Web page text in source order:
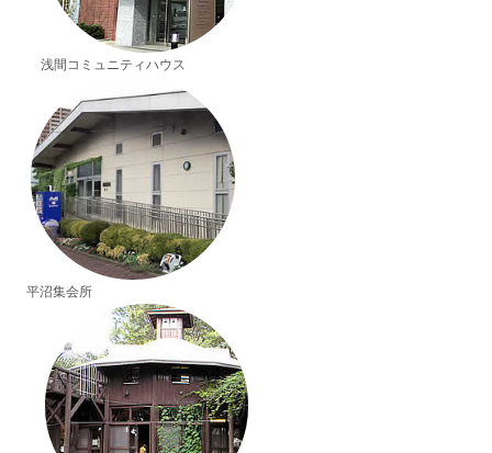
浅間コミュニティハウス
平沼集会所